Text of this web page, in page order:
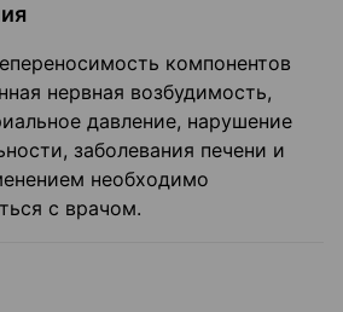
компонентов
нервная возбудимость,
давление, нарушение
заболевания печени и
необходимо
с врачом.